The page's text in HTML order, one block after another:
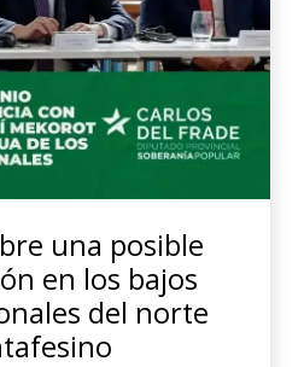
una posible
en los bajos
del norte